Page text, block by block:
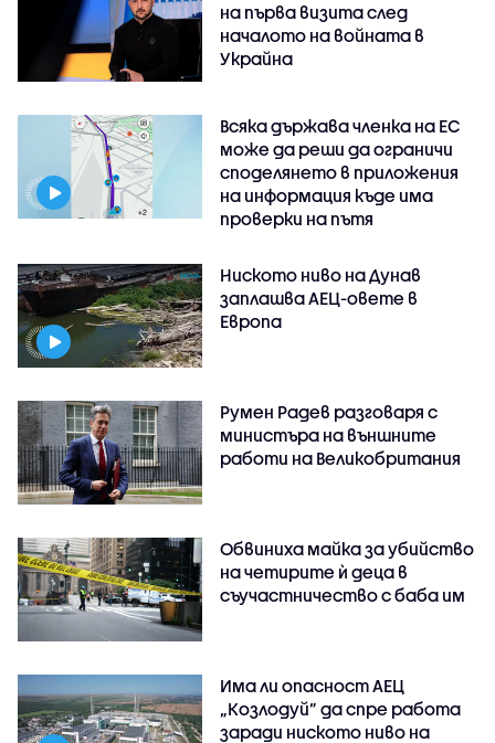
на първа визита след
началото на войната в
Украйна
Всяка държава членка на ЕС
може да реши да ограничи
споделянето в приложения
на информация къде има
проверки на пътя
Ниското ниво на Дунав
заплашва АЕЦ-овете в
Европа
Румен Радев разговаря с
министъра на външните
работи на Великобритания
Обвиниха майка за убийство
на четирите ѝ деца в
съучастничество с баба им
Има ли опасност АЕЦ
„Козлодуй” да спре работа
заради ниското ниво на